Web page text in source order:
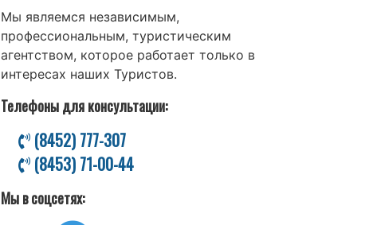
Мы являемся независимым,
профессиональным, туристическим
агентством, которое работает только в
интересах наших Туристов.
Телефоны для консультации:
(8452) 777-307
(8453) 71-00-44
Мы в соцсетях: